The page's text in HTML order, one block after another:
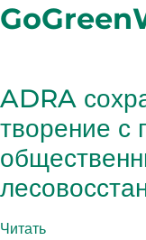
ADRA
творение
Читать